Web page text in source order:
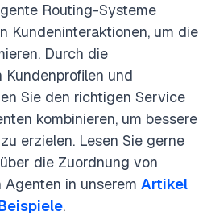
Routing-Systeme
Kundeninteraktionen, um die
Durch die
und
Sie den richtigen Service
kombinieren, um bessere
erzielen. Lesen Sie gerne
die Zuordnung von
in unserem Artikel
.